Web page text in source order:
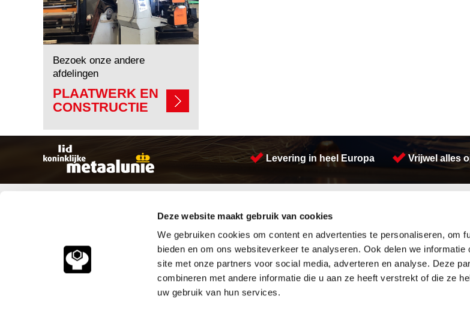
Deze website maakt gebruik van cookies
We gebruiken cookies om content en advertenties te personaliseren, om
bieden en om ons websiteverkeer te analyseren. Ook delen we informatie
site met onze partners voor social media, adverteren en analyse. Deze
combineren met andere informatie die u aan ze heeft verstrekt of die ze
uw gebruik van hun services.
Bezoek onze andere
afdelingen
PLAATWERK EN
CONSTRUCTIE
Levering in heel Europa Vrijwel alles
Klantenservice
Vacatures
Aandrijftechniek
Afdichtingen en Rubbers
Bevestigings materialen
Hang en sluitwerk
Hydrauliek onderdelen
Leidingcomponenten
Looproosters
Pneumatiek
Pompen
Verbruiksartikelen
Gereedschappen
Smeersystemen
Waterreiniging
Walsen
RVS